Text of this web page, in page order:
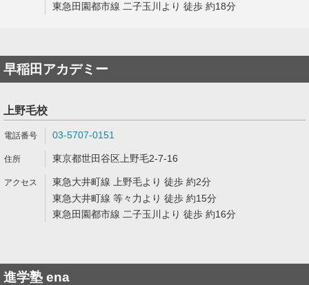
東急田園都市線 二子玉川より 徒歩 約18分
早稲田アカデミー
上野毛校
03-5707-0151
東京都世田谷区上野毛2-7-16
東急大井町線 上野毛より 徒歩 約2分
東急大井町線 等々力より 徒歩 約15分
東急田園都市線 二子玉川より 徒歩 約16分
進学塾 ena